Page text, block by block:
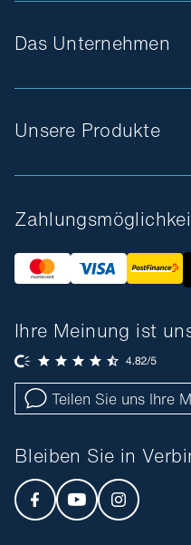
Das Unternehmen
Unsere Produkte
Ihre Meinung ist
Teilen Sie uns Ihre
Bleiben Sie in